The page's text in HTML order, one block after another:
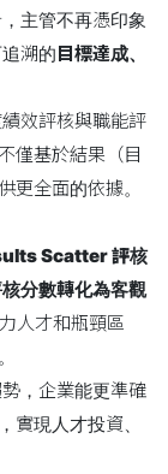
主管不再憑印象
溯的 目標達成、
效評核與職能評
僅基於結果（目
更全面的依據。
Scatter 評核
分數轉化為客觀
人才和瓶頸區
，企業能更準確
實現人才投資、